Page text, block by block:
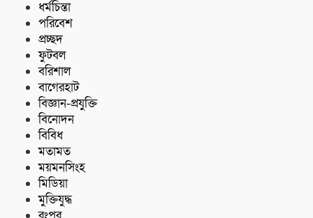
ধর্মচিন্তা
পরিবেশ
প্রচ্ছদ
ফুটবল
বরিশাল
বাগেরহাট
বিজ্ঞান-প্রযুক্তি
বিনোদন
বিবিধ
মতামত
ময়মনসিংহ
মিডিয়া
মুক্তিযুদ্ধ